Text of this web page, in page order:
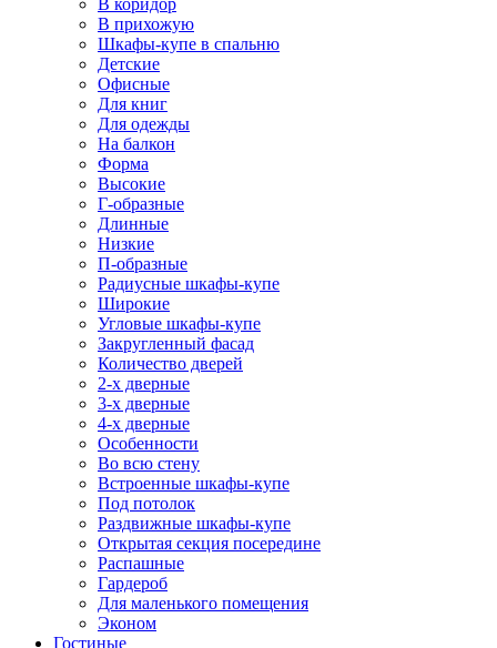
В коридор
В прихожую
Шкафы-купе в спальню
Детские
Офисные
Для книг
Для одежды
На балкон
Форма
Высокие
Г-образные
Длинные
Низкие
П-образные
Радиусные шкафы-купе
Широкие
Угловые шкафы-купе
Закругленный фасад
Количество дверей
2-х дверные
3-х дверные
4-х дверные
Особенности
Во всю стену
Встроенные шкафы-купе
Под потолок
Раздвижные шкафы-купе
Открытая секция посередине
Распашные
Гардероб
Для маленького помещения
Эконом
Гостиные